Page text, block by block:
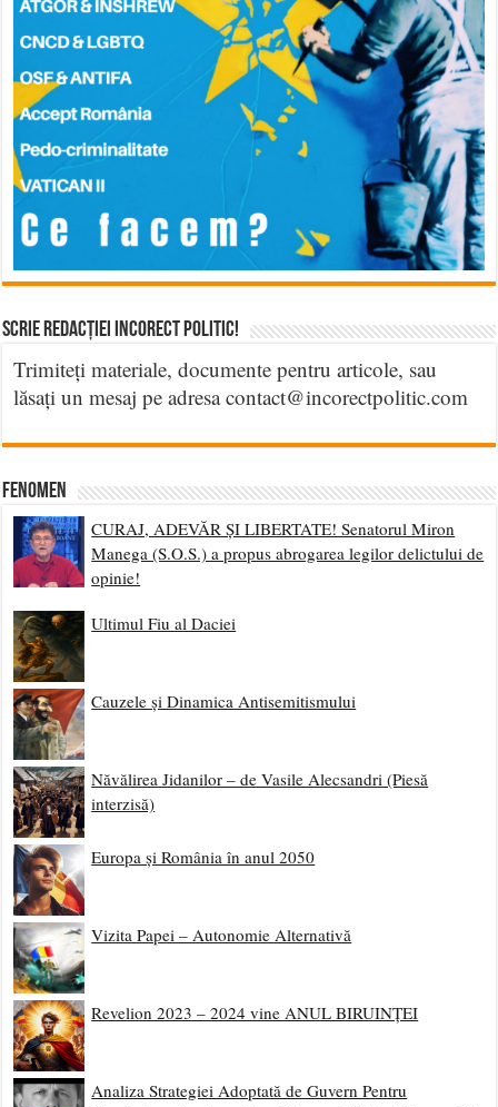
Scrie Redacției Incorect Politic!
Trimiteți materiale, documente pentru articole, sau
lăsați un mesaj pe adresa contact@incorectpolitic.com
Fenomen
CURAJ, ADEVĂR ȘI LIBERTATE! Senatorul Miron
Manega (S.O.S.) a propus abrogarea legilor delictului de
opinie!
Ultimul Fiu al Daciei
Cauzele și Dinamica Antisemitismului
Năvălirea Jidanilor – de Vasile Alecsandri (Piesă
interzisă)
Europa și România în anul 2050
Vizita Papei – Autonomie Alternativă
Revelion 2023 – 2024 vine ANUL BIRUINȚEI
Analiza Strategiei Adoptată de Guvern Pentru